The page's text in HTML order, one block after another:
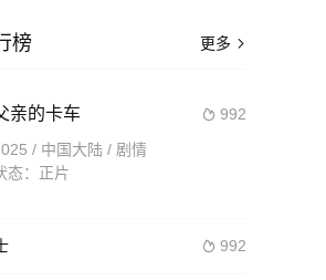
更多 
榜
 992
亲的卡车
/ 中国大陆 / 剧情
态：正片
 992